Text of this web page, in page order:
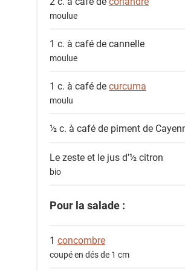
moulue
1 c. à café decannelle
moulue
1 c. à café decurcuma
moulu
½ c. à café de piment de
Le zeste et le jus d'½citron
bio
Pour la salade :
1 concombre
coupé en dés de 1 cm